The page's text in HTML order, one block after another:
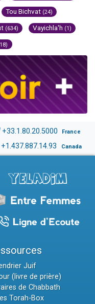
Tou Bichvat (24)
(634) Vayichla'h (1)
+33.1.80.20.5000 France
+1.437.887.14.93 Canada
Juif
(livre de prière)
de Chabbath
Torah-Box